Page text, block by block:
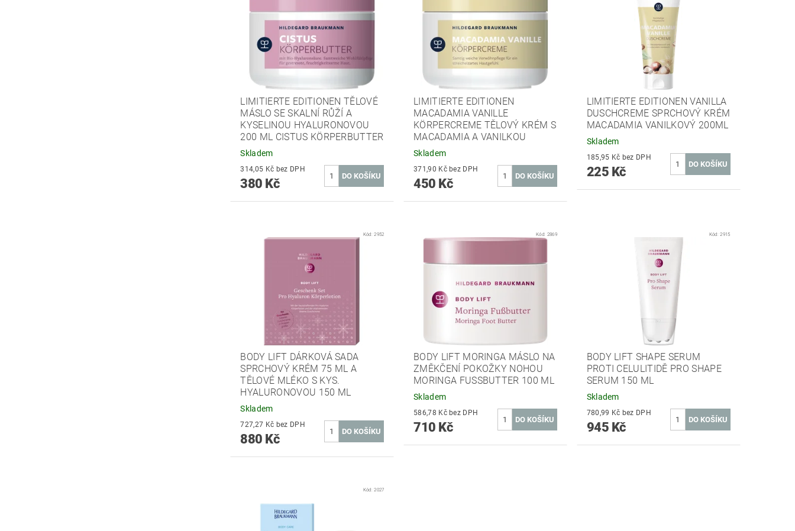
LIMITIERTE EDITIONEN TĚLOVÉ
MÁSLO SE SKALNÍ RŮŽÍ A
KYSELINOU HYALURONOVOU
200 ML CISTUS KÖRPERBUTTER
Skladem
314,05 Kč bez DPH
380 Kč
LIMITIERTE EDITIONEN
MACADAMIA VANILLE
KÖRPERCREME TĚLOVÝ KRÉM S
MACADAMIA A VANILKOU
Skladem
371,90 Kč bez DPH
450 Kč
LIMITIERTE EDITIONEN VANILLA
DUSCHCREME SPRCHOVÝ KRÉM
MACADAMIA VANILKOVÝ 200ML
Skladem
185,95 Kč bez DPH
225 Kč
Kód:2952
BODY LIFT DÁRKOVÁ SADA
SPRCHOVÝ KRÉM 75 ML A
TĚLOVÉ MLÉKO S KYS.
HYALURONOVOU 150 ML
Skladem
727,27 Kč bez DPH
880 Kč
Kód: 2869
BODY LIFT MORINGA MÁSLO NA
ZMĚKČENÍ POKOŽKY NOHOU
MORINGA FUSSBUTTER 100 ML
Skladem
586,78 Kč bez DPH
710 Kč
Kód:2915
BODY LIFT SHAPE SERUM
PROTI CELULITIDĚ PRO SHAPE
SERUM 150 ML
Skladem
780,99 Kč bez DPH
945 Kč
Kód:2027